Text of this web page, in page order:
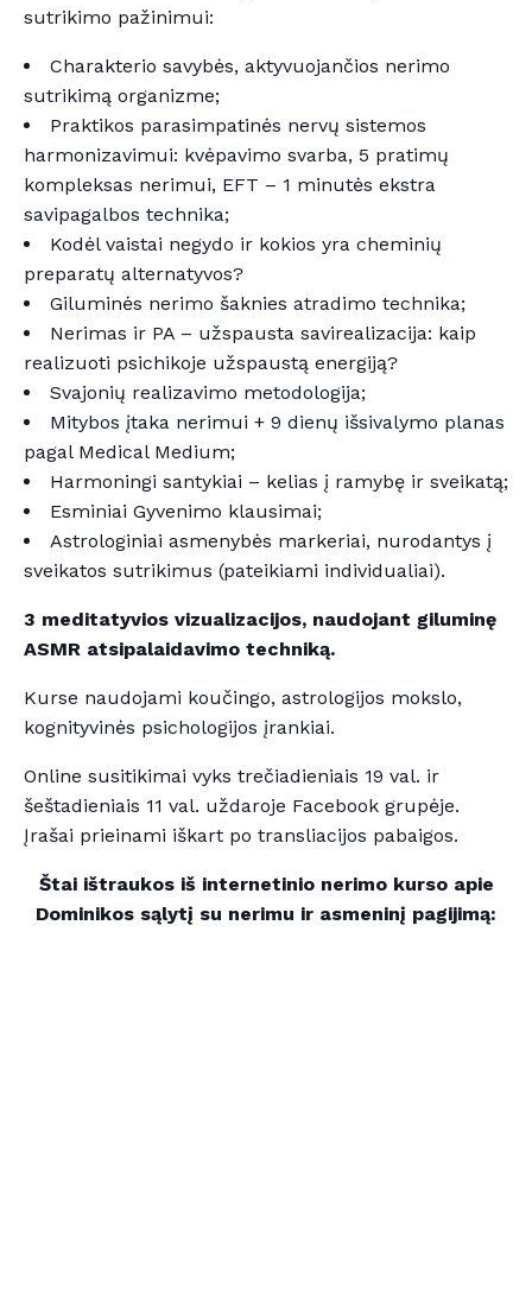
sutrikimo pažinimui:
Charakterio savybės, aktyvuojančios nerimo
sutrikimą organizme;
Praktikos parasimpatinės nervų sistemos
harmonizavimui: kvėpavimo svarba, 5 pratimų
kompleksas nerimui, EFT – 1 minutės ekstra
savipagalbos technika;
Kodėl vaistai negydo ir kokios yra cheminių
preparatų alternatyvos?
Giluminės nerimo šaknies atradimo technika;
Nerimas ir PA – užspausta savirealizacija: kaip
realizuoti psichikoje užspaustą energiją?
Svajonių realizavimo metodologija;
Mitybos įtaka nerimui + 9 dienų išsivalymo planas
pagal Medical Medium;
Harmoningi santykiai – kelias į ramybę ir sveikatą;
Esminiai Gyvenimo klausimai;
Astrologiniai asmenybės markeriai, nurodantys į
sveikatos sutrikimus (pateikiami individualiai).
3 meditatyvios vizualizacijos, naudojant giluminę
ASMR atsipalaidavimo techniką.
Kurse naudojami koučingo, astrologijos mokslo,
kognityvinės psichologijos įrankiai.
Online susitikimai vyks trečiadieniais 19 val. ir
šeštadieniais 11 val. uždaroje Facebook grupėje.
Įrašai prieinami iškart po transliacijos pabaigos.
Štai ištraukos iš internetinio nerimo kurso apie
Dominikos sąlytį su nerimu ir asmeninį pagijimą: